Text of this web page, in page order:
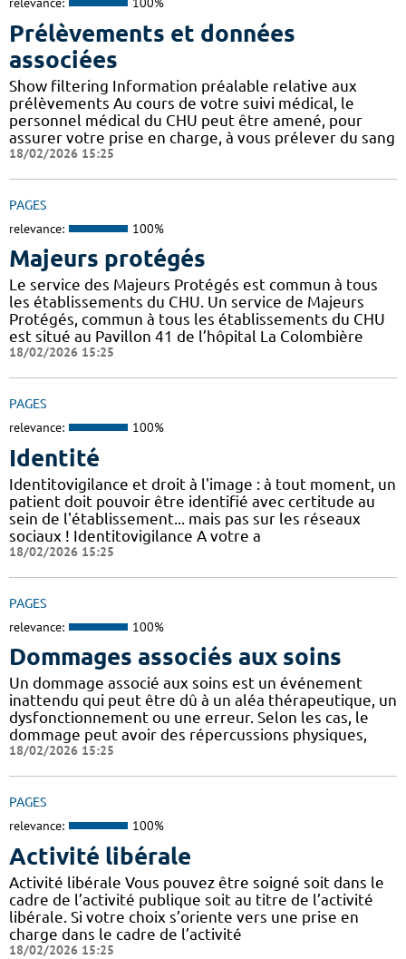
Prélèvements et données
associées
Show filtering Information préalable relative aux
prélèvements Au cours de votre suivi médical, le
personnel médical du CHU peut être amené, pour
assurer votre prise en charge, à vous prélever du sang
18/02/2026 15:25
PAGES
relevance: 100%
Majeurs protégés
Le service des Majeurs Protégés est commun à tous
les établissements du CHU. Un service de Majeurs
Protégés, commun à tous les établissements du CHU
est situé au Pavillon 41 de l’hôpital La Colombière
18/02/2026 15:25
PAGES
relevance: 100%
Identité
Identitovigilance et droit à l'image : à tout moment, un
patient doit pouvoir être identifié avec certitude au
sein de l'établissement... mais pas sur les réseaux
sociaux ! Identitovigilance A votre a
18/02/2026 15:25
PAGES
relevance: 100%
Dommages associés aux soins
Un dommage associé aux soins est un événement
inattendu qui peut être dû à un aléa thérapeutique, un
dysfonctionnement ou une erreur. Selon les cas, le
dommage peut avoir des répercussions physiques,
18/02/2026 15:25
PAGES
relevance: 100%
Activité libérale
Activité libérale Vous pouvez être soigné soit dans le
cadre de l’activité publique soit au titre de l’activité
libérale. Si votre choix s’oriente vers une prise en
charge dans le cadre de l’activité
18/02/2026 15:25